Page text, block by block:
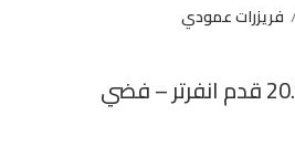
فريزرات عمودي